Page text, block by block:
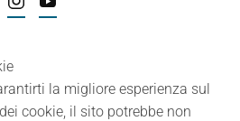
la migliore esperienza sul
cookie, il sito potrebbe non